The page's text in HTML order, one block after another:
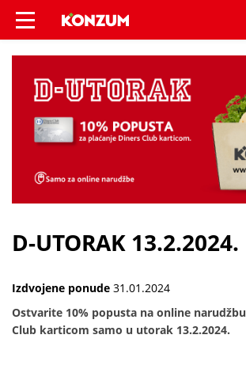
D-UTORAK 13.2.2024. -
D-UTORAK 13.2.2024.
Izdvojene ponude 31.01.2024
Ostvarite 10% popusta na online
Club karticom samo u utorak 13.2.2024.